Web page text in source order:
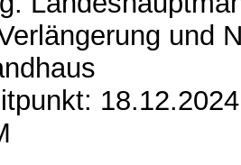
und
18.12.2024